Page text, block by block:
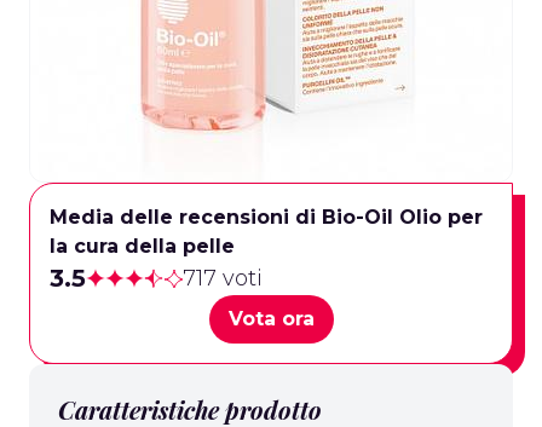
Media delle recensioni di Bio-Oil Olio per
la cura della pelle
3.5 717 voti
Vota ora
Caratteristiche prodotto